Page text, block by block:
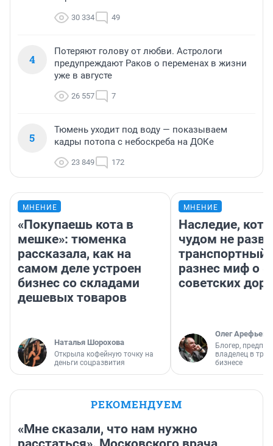
30 334 49
4
Потеряют голову от любви. Астрологи
предупреждают Раков о переменах в жизни
уже в августе
26 557 7
5
Тюмень уходит под воду — показываем
кадры потопа с небоскреба на ДОКе
23 849 172
МНЕНИЕ
«Покупаешь кота в
мешке»: тюменка
рассказала, как на
самом деле устроен
бизнес со складами
дешевых товаров
Наталья Шорохова
Открыла кофейную точку на
деньги соцразвития
МНЕНИЕ
Наследие,
чудом не
транспортный
разнес миф о
советских
Олег Арефьев
Блогер,
владелец в
бизнесе
РЕКОМЕНДУЕМ
«Мне сказали, что нам нужно